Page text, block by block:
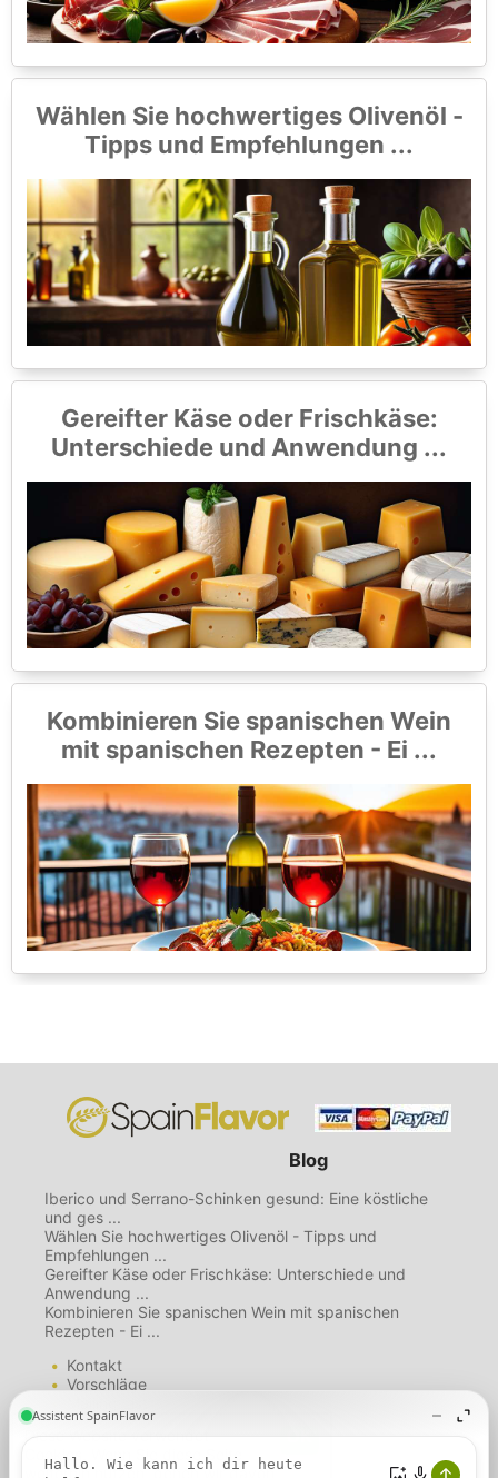
Wählen Sie hochwertiges Olivenöl -
Tipps und Empfehlungen ...
Gereifter Käse oder Frischkäse:
Unterschiede und Anwendung ...
Kombinieren Sie spanischen Wein
mit spanischen Rezepten - Ei ...
Blog
Iberico und Serrano-Schinken gesund: Eine köstliche
und ges ...
Wählen Sie hochwertiges Olivenöl - Tipps und
Empfehlungen ...
Gereifter Käse oder Frischkäse: Unterschiede und
Anwendung ...
Kombinieren Sie spanischen Wein mit spanischen
Rezepten - Ei ...
Kontakt
Vorschläge
Über uns
Datenschutzbestimmungen
Cookies. Wenn Sie diese Seite
weiterhin nutzen, gehen wir davon